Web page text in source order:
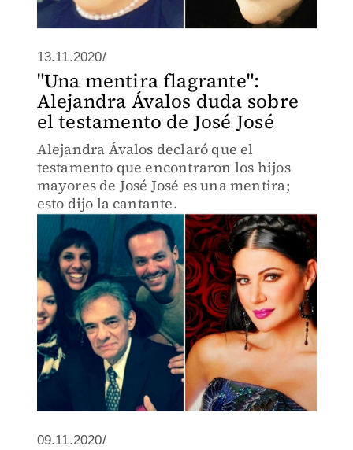
13.11.2020/
"Una mentira flagrante":
Alejandra Ávalos duda sobre
el testamento de José José
Alejandra Ávalos declaró que el
testamento que encontraron los hijos
mayores de José José es una mentira;
esto dijo la cantante.
09.11.2020/